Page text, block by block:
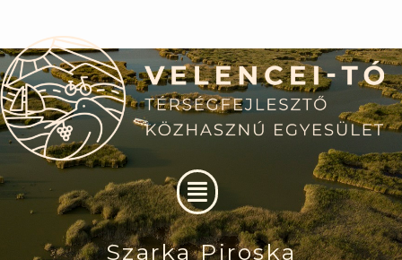
content
Menu
Szarka Piroska